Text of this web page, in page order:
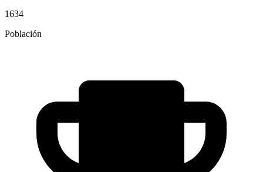
1634
Población